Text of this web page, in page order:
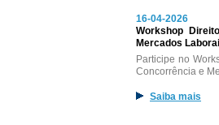
16-04-2026
Workshop
Mercados
Participe no
Concorrência e
Saiba mais